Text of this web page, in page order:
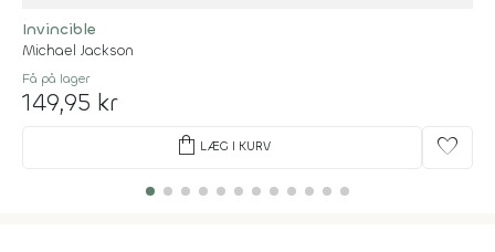
Invincible
Michael Jackson
Få på lager
149,95 kr
shopping_bag LÆG I KURV favorite